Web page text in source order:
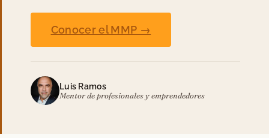
Conocer el MMP →
Luis Ramos
Mentor de profesionales y emprendedores